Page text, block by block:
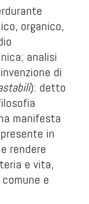
organico,
analisi
di
): detto
manifesta
in
rendere
e vita,
e